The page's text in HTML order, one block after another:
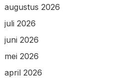
augustus 2026
juli 2026
juni 2026
mei 2026
april 2026